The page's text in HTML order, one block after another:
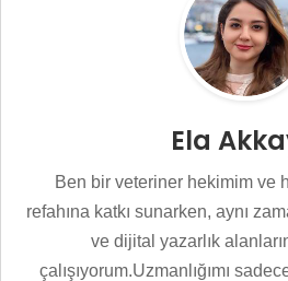
Ela
Ben bir veteriner hekimim ve
refahına katkı sunarken, aynı
ve dijital yazarlık
çalışıyorum.Uzmanlığımı